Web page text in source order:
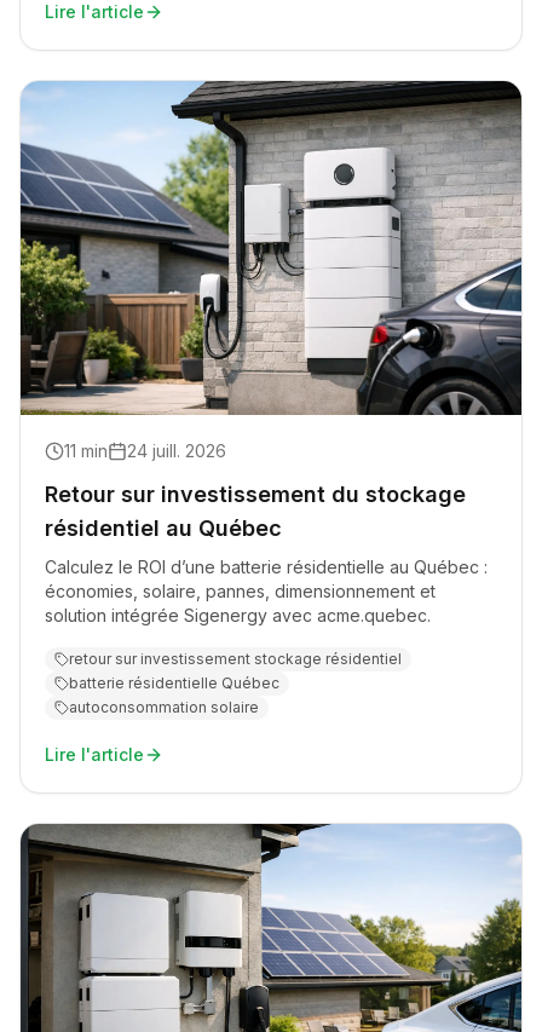
Lire l'article
11 min 24 juill. 2026
Retour sur investissement du stockage
résidentiel au Québec
Calculez le ROI d’une batterie résidentielle au Québec :
économies, solaire, pannes, dimensionnement et
solution intégrée Sigenergy avec acme.quebec.
retour sur investissement stockage résidentiel
batterie résidentielle Québec
autoconsommation solaire
Lire l'article